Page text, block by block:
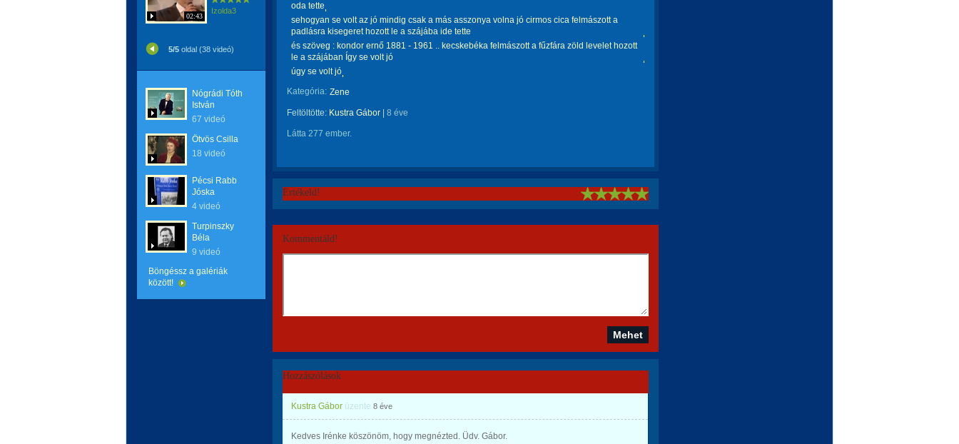
02:43
Izolda3
5/5 oldal (38 videó)
Nógrádi Tóth
István
67 videó
Ötvös Csilla
18 videó
Pécsi Rabb
Jóska
4 videó
Turpinszky
Béla
9 videó
Böngéssz a galériák
között!
oda tette
sehogyan se volt az jó mindig csak a más asszonya volna jó cirmos cica felmászott a
padlásra kisegeret hozott le a szájába ide tette
és szöveg : kondor ernő 1881 - 1961 .. kecskebéka felmászott a fűzfára zöld levelet hozott
le a szájában Így se volt jó
úgy se volt jó
Kategória: Zene
Feltöltötte: Kustra Gábor 8 éve
Látta 277 ember.
Értékeld!
Kommentáld!
Hozzászólások
Kustra Gábor üzente 8 éve
Kedves Irénke köszönöm, hogy megnézted. Üdv. Gábor.